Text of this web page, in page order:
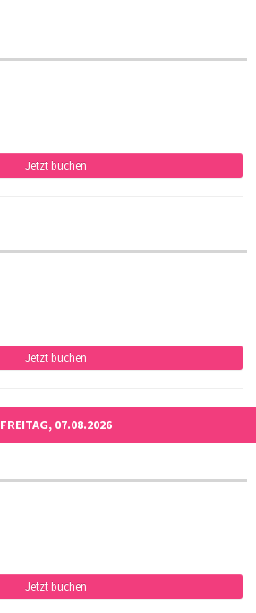
Jetzt buchen
Jetzt buchen
FREITAG, 07.08.2026
Jetzt buchen